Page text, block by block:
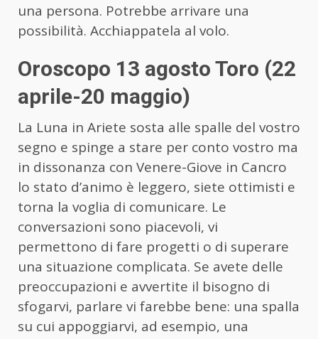
una persona. Potrebbe arrivare una
possibilità. Acchiappatela al volo.
Oroscopo 13 agosto Toro (22
aprile-20 maggio)
La Luna in Ariete sosta alle spalle del vostro
segno e spinge a stare per conto vostro ma
in dissonanza con Venere-Giove in Cancro
lo stato d’animo è leggero, siete ottimisti e
torna la voglia di comunicare. Le
conversazioni sono piacevoli, vi
permettono di fare progetti o di superare
una situazione complicata. Se avete delle
preoccupazioni e avvertite il bisogno di
sfogarvi, parlare vi farebbe bene: una spalla
su cui appoggiarvi, ad esempio, una